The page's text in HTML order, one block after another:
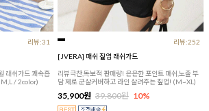
리뷰:31
래쉬가드 쾌속흡
/ 2color)
리뷰:252
[JVERA] 매쉬 짚업 래쉬가드
리뷰극찬,독보적 판매량! 은은한 포인트 매쉬,노출 부
담 제로 군살커버하고 라인 살려주는 짚업! (M~XL)
35,900원 39,800원 10%